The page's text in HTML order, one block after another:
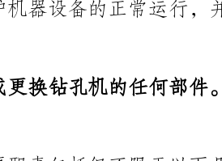
（一）熟悉钻孔机的结构、性能、使用方法和维护保养知
第六条：钻孔机操作人员的主要职责包括但不限于以下几